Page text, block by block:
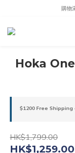
購物
Hoka
$1200 Free
HK$1,799.00
HK$1,259.00